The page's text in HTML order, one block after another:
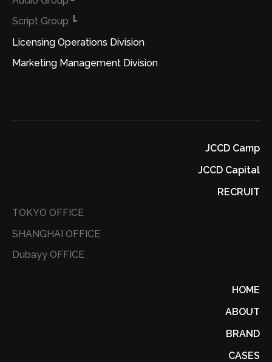
ルOnline出版事業を軸に、様々な日本企業や個人のコン
テンツをPRしていきたいと考えております。 グローバ
ルOnline出版は、日本のコンテンツに関わる方々の課題
に着目しているこそ、コンテンツ市場自体を拡大させる
徴： ①紙媒体出版物より製作時間が遥かに速い ②紙媒体
が高い ④販売期間が永久的、内容の追加更新も随時可能
⑤音声や映像からの表現ができるので、紙媒体より表現
が豊富 ⑥5つのプラットフォーム、3つの言語、13カ国の
ユーザーに提供 ■出展チラシダウンロード：
apan.pdf ■お問合わせ先： ◇ JCCD Studio グローバル
http://jccd.com/ ■関連ニュース： ◇ 新たなグローバ
ル“出版”のカタチ。世界に向けたe-Learning事業が「第
14回日本e-Learning大賞クール・ジャパン特別部門賞」
┗ Script Group
Licensing Operations Division
Marketing Management Division
JCCD Camp
JCCD Capital
RECRUIT
TOKYO OFFICE
SHANGHAI OFFICE
Dubayy OFFICE
HOME
ABOUT
BRAND
CASES